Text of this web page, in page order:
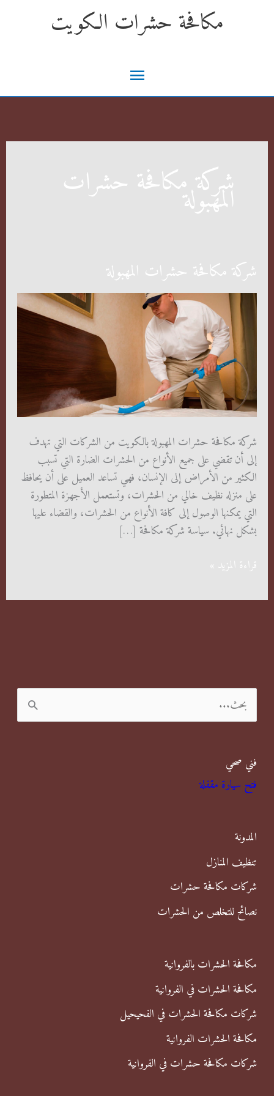
مكافحة حشرات الكويت
القائمة
الرئيسية
شركة مكافحة حشرات
المهبولة
شركة مكافحة حشرات المهبولة
شركة مكافحة حشرات المهبولة بالكويت من الشركات التي تهدف
إلى أن تقضي على جميع الأنواع من الحشرات الضارة التي تسبب
الكثير من الأمراض إلى الإنسان، فهي تساعد العميل على أن يحافظ
على منزله نظيف خالي من الحشرات، وتستعمل الأجهزة المتطورة
التي يمكنها الوصول إلى كافة الأنواع من الحشرات، والقضاء عليها
بشكل نهائي. سياسة شركة مكافحة […]
شركة
حشرات
قراءة المزيد »
ل
ح
ث
ن
فني صحي
فتح سيارة مقفلة
المدونة
تنظيف المنازل
شركات مكافحة حشرات
نصائح للتخلص من الحشرات
مكافحة الحشرات بالفروانية
مكافحة الحشرات في الفروانية
شركات مكافحة الحشرات في الفحيحيل
مكافحة الحشرات الفروانية
شركات مكافحة حشرات في الفروانية